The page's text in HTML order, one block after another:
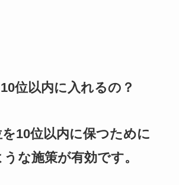
位以内に入れるの？
10位以内に保つために
な施策が有効です。